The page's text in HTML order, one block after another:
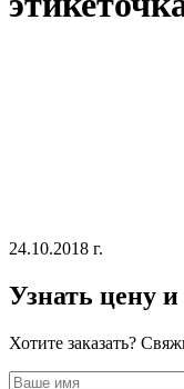
24.10.2018 г.
Узнать цену и
Хотите заказать?